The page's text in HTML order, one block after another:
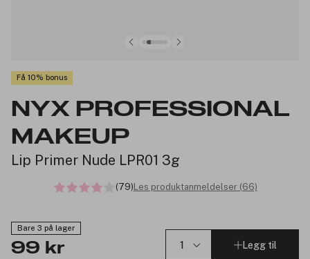
Få 10% bonus
NYX PROFESSIONAL
MAKEUP
Lip Primer Nude LPR01 3g
(79)Les produktanmeldelser (66)
Bare 3 på lager
99 kr Legg til